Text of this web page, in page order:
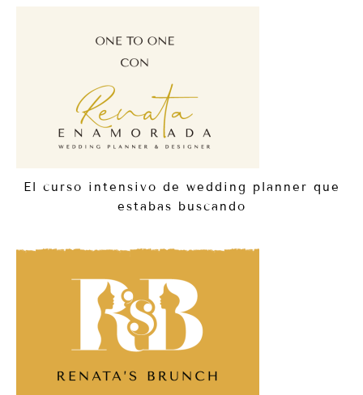
El curso intensivo de wedding planner que
estabas buscando